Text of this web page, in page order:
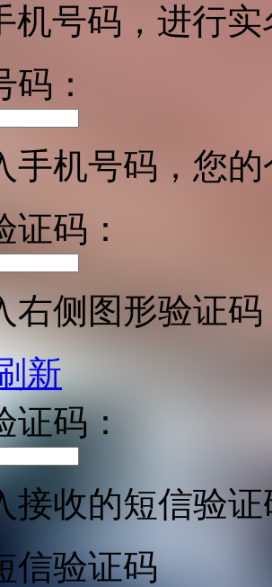
机号码，进行
码：
手机号码，您
证码：
右侧图形验证码
新
证码：
接收的短信验证
信验证码